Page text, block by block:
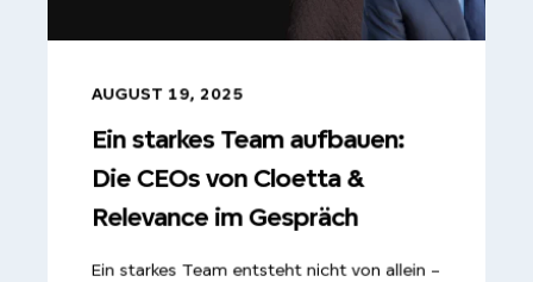
AUGUST 19, 2025
Ein starkes Team aufbauen:
Die CEOs von Cloetta &
Relevance im Gespräch
Ein starkes Team entsteht nicht von allein –